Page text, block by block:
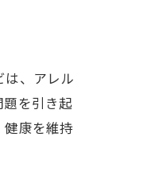
は、アレル
を引き起
健康を維持